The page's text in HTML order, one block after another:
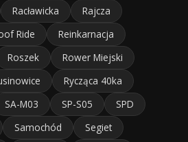
Racławicka
Rajcza
Ride
Reinkarnacja
Roszek
Rower Miejski
Rycząca 40ka
SA-M03 SP-S05
SPD
Samochód
Segiet